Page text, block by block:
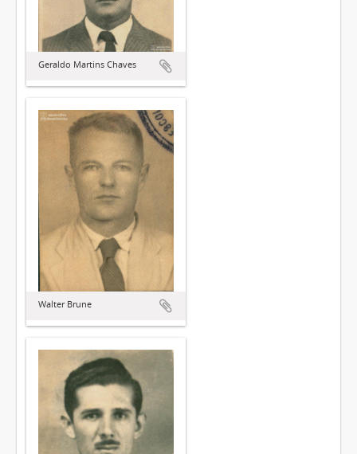
Geraldo Martins Chaves
Walter Brune